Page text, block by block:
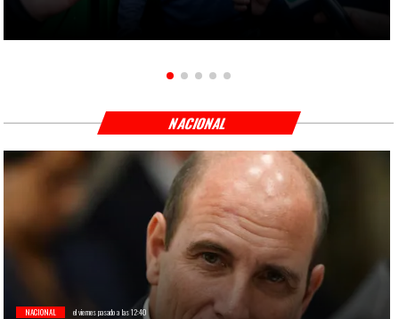
NACIONAL el viernes pasado a las 12:40
NACIONAL